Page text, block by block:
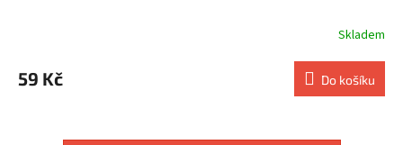
Skladem
59 Kč Do košíku